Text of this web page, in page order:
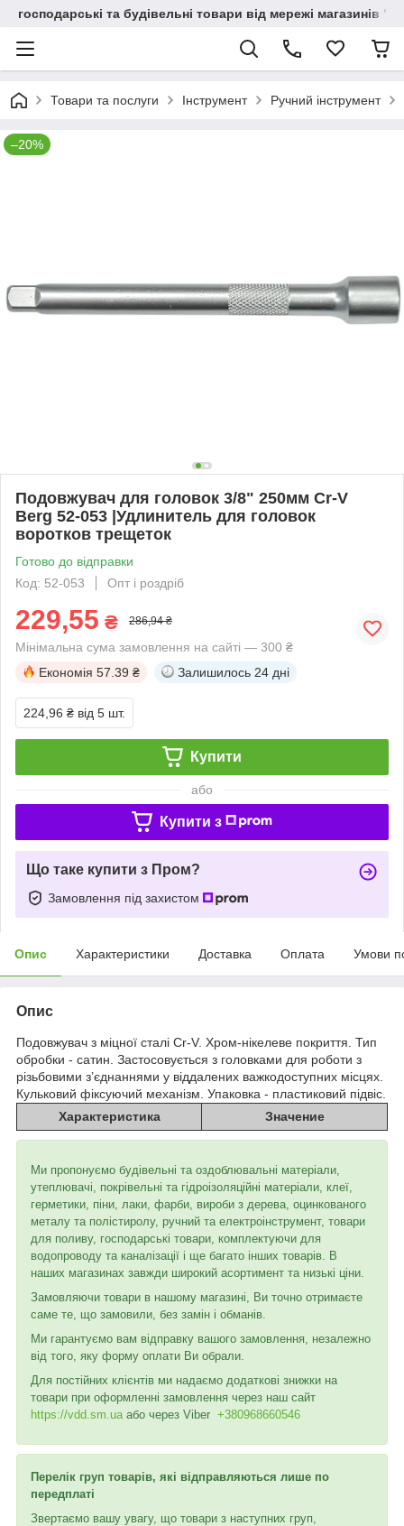
господарські та будівельні товари від мережі магазинів
Товари та послуги Інструмент Ручний інструмент
–20%
Подовжувач для головок 3/8" 250мм Cr-V
Berg 52-053 |Удлинитель для головок
воротков трещеток
Готово до відправки
Код: 52-053
Опт і роздріб
229,55 ₴ 286,94 ₴
Мінімальна сума замовлення на сайті — 300 ₴
Економія 57.39 ₴ Залишилось 24 дні
224,96 ₴ від 5 шт.
Купити
або
Купити з
Що таке купити з Пром?
Замовлення під захистом
Опис Характеристики Доставка Оплата Умови
Опис
Подовжувач з міцної сталі Cr-V. Хром-нікелеве покриття. Тип
обробки - сатин. Застосовується з головками для роботи з
різьбовими з’єднаннями у віддалених важкодоступних місцях.
Кульковий фіксуючий механізм. Упаковка - пластиковий підвіс.
Характеристика
Значение
Ми пропонуємо будівельні та оздоблювальні матеріали,
утеплювачі, покрівельні та гідроізоляційні матеріали, клеї,
герметики, піни, лаки, фарби, вироби з дерева, оцинкованого
металу та полістиролу, ручний та електроінструмент, товари
для поливу, господарські товари, комплектуючи для
водопроводу та каналізації і ще багато інших товарів. В
наших магазинах завжди широкий асортимент та низькі ціни.
Замовляючи товари в нашому магазині, Ви точно отримаєте
саме те, що замовили, без замін і обманів.
Ми гарантуємо вам відправку вашого замовлення, незалежно
від того, яку форму оплати Ви обрали.
Для постійних клієнтів ми надаємо додаткові знижки на
товари при оформленні замовлення через наш сайт
https://vdd.sm.ua або через Viber +380968660546
Перелік груп товарів, які відправляються лише по
передплаті
Звертаємо вашу увагу, що товари з наступних груп,